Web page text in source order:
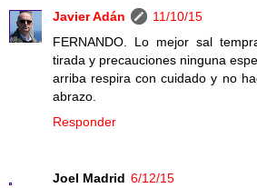
Javier Adán
11/10/15
FERNANDO. Lo mejor sal
tirada y precauciones ninguna
arriba respira con cuidado y no
abrazo.
Responder
Joel Madrid 6/12/15